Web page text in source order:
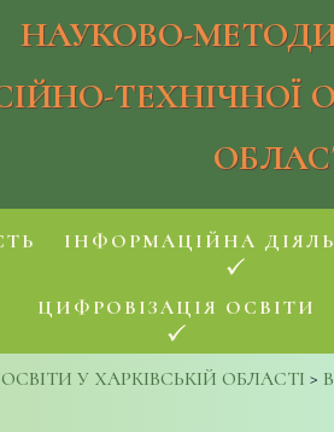
НАУКОВО-
ТЕХНІЧНОЇ
ІНФОРМАЦІЙНА
ЦИФРОВІЗАЦІЯ ОСВІТИ
У ХАРКІВСЬКІЙ ОБЛАСТІ >